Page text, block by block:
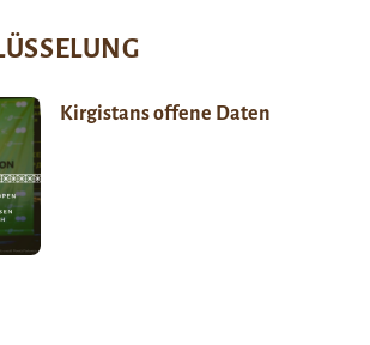
Kirgistans offene Daten